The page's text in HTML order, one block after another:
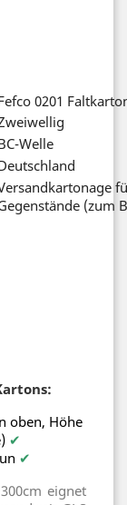
0201
Welle
(zum
oben, Höhe
✔
✔
eignet